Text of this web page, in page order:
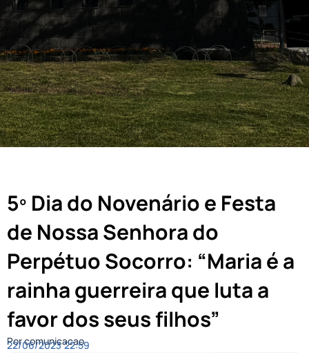
5º Dia do Novenário e Festa
de Nossa Senhora do
Perpétuo Socorro: “Maria é a
rainha guerreira que luta a
favor dos seus filhos”
Por comunicacao
22/06/2023 22:59